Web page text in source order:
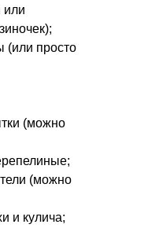
или
(или просто
(можно
(можно
и кулича;